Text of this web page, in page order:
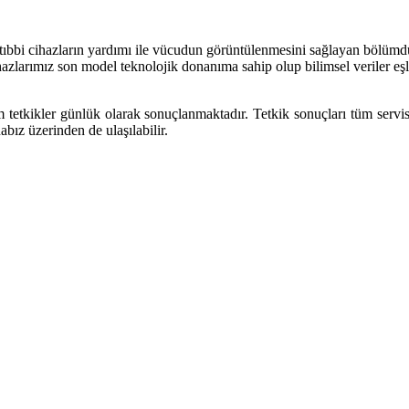
cihazların yardımı ile vücudun görüntülenmesini sağlayan
son model teknolojik donanıma sahip olup bilimsel veriler
günlük olarak sonuçlanmaktadır. Tetkik sonuçları tüm
üzerinden de ulaşılabilir.